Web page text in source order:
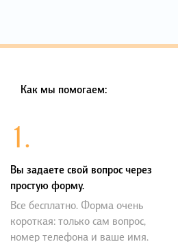
Как мы помогаем:
1.
Вы задаете свой вопрос через
простую форму.
Все бесплатно. Форма очень
короткая: только сам вопрос,
номер телефона и ваше имя.